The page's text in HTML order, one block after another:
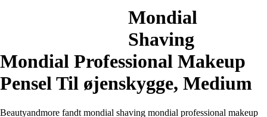
Mondial
Shaving
Mondial Professional Makeup
Pensel Til øjenskygge, Medium
Beautyandmore fandt mondial shaving mondial professional makeup